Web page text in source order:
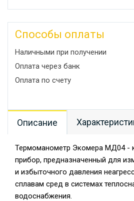
Способы оплаты
Наличными при получении
Оплата через банк
Оплата по счету
Описание
Термоманометр Экомера МД04 -
прибор, предназначенный для
и избыточного давления
сплавам сред в системах
водоснабжения.